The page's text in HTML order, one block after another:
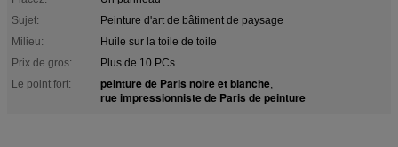
Sujet:
Peinture d'art de bâtiment de paysage
Milieu:
Huile sur la toile de toile
Prix de gros:
Plus de 10 PCs
Le point fort:
peinture de Paris noire et blanche,
rue impressionniste de Paris de peinture